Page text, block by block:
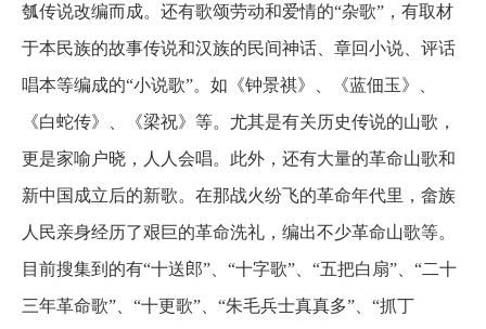
瓠传说改编而成。还有歌颂劳动和爱情的“杂歌”，有取材
于本民族的故事传说和汉族的民间神话、章回小说、评话
唱本等编成的“小说歌”。如《钟景祺》、《蓝佃玉》、
《白蛇传》、《梁祝》等。尤其是有关历史传说的山歌，
更是家喻户晓，人人会唱。此外，还有大量的革命山歌和
新中国成立后的新歌。在那战火纷飞的革命年代里，畲族
人民亲身经历了艰巨的革命洗礼，编出不少革命山歌等。
目前搜集到的有“十送郎”、“十字歌”、“五把白扇”、“二十
三年革命歌”、“十更歌”、“朱毛兵士真真多”、“抓丁